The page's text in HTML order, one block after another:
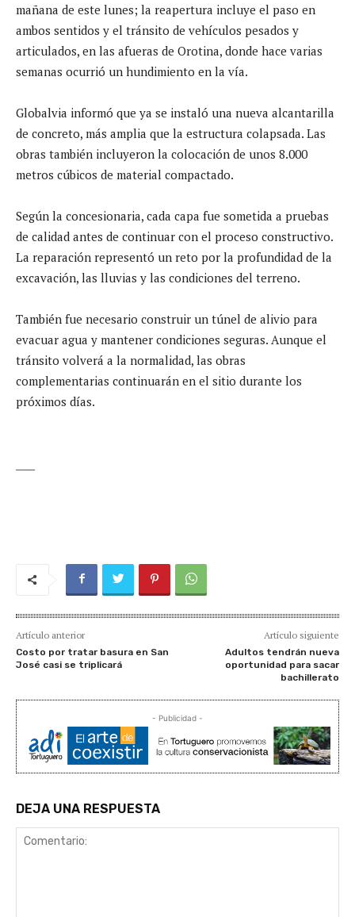
mañana de este lunes; la reapertura incluye el paso en
ambos sentidos y el tránsito de vehículos pesados y
articulados, en las afueras de Orotina, donde hace varias
semanas ocurrió un hundimiento en la vía.
Globalvia informó que ya se instaló una nueva alcantarilla
de concreto, más amplia que la estructura colapsada. Las
obras también incluyeron la colocación de unos 8.000
metros cúbicos de material compactado.
Según la concesionaria, cada capa fue sometida a pruebas
de calidad antes de continuar con el proceso constructivo.
La reparación representó un reto por la profundidad de la
excavación, las lluvias y las condiciones del terreno.
También fue necesario construir un túnel de alivio para
evacuar agua y mantener condiciones seguras. Aunque el
tránsito volverá a la normalidad, las obras
complementarias continuarán en el sitio durante los
próximos días.
Artículo anterior
Costo por tratar basura en San
José casi se triplicará
Artículo siguiente
Adultos tendrán nueva
oportunidad para sacar
bachillerato
- Publicidad -
DEJA UNA RESPUESTA